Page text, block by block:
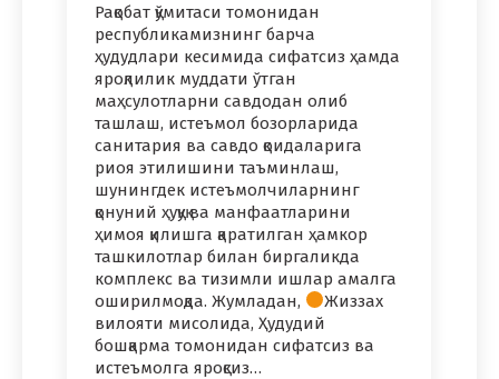
Рақобат қўмитаси томонидан
республикамизнинг барча
ҳудудлари кесимида сифатсиз ҳамда
яроқлилик муддати ўтган
маҳсулотларни савдодан олиб
ташлаш, истеъмол бозорларида
санитария ва савдо қоидаларига
риоя этилишини таъминлаш,
шунингдек истеъмолчиларнинг
қонуний ҳуқуқ ва манфаатларини
ҳимоя қилишга қаратилган ҳамкор
ташкилотлар билан биргаликда
комплекс ва тизимли ишлар амалга
оширилмоқда. Жумладан,
Жиззах
вилояти мисолида, Ҳудудий
бошқарма томонидан сифатсиз ва
истеъмолга яроқсиз…